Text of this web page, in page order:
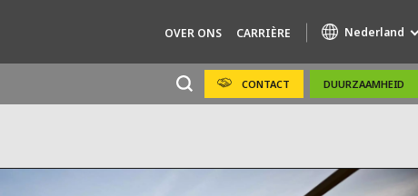
OVER ONS CARRIÈRE Nederland
CONTACT DUURZAAMHEID